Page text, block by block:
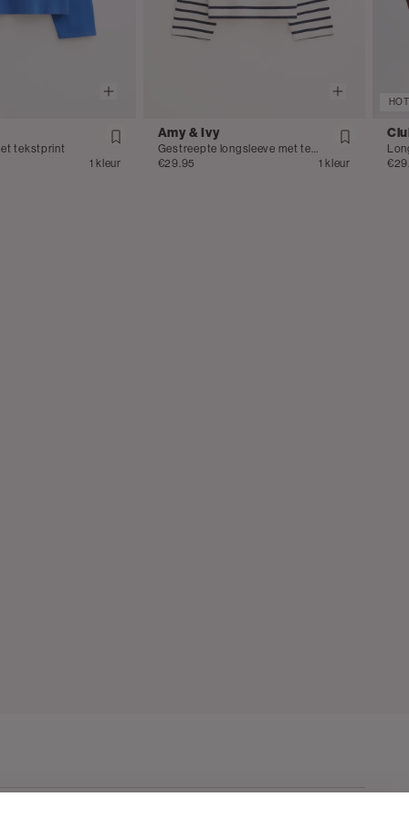
tekstprint
1 kleur
Amy & Ivy
Gestreepte longsleeve met tekstprint
€29.95
1 kleur